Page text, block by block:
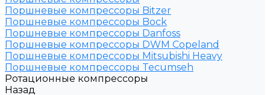
Поршневые компрессоры Bitzer
Поршневые компрессоры Bock
Поршневые компрессоры Danfoss
Поршневые компрессоры DWM Copeland
Поршневые компрессоры Mitsubishi Heavy
Поршневые компрессоры Tecumseh
Ротационные компрессоры
Назад